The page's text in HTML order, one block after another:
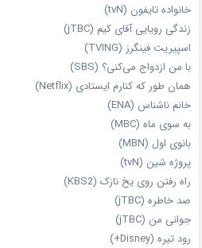
خانواده تایفون (tvN)
زندگی رویایی آقای کیم (jTBC)
اسپیریت فینگرز (TVING)
با من ازدواج می‌کنی؟ (SBS)
همان‌ طور که کنارم ایستادی (Netflix)
خانم ناشناس (ENA)
به سوی ماه (MBC)
بانوی اول (MBN)
پروژه شین (tvN)
راه رفتن روی یخ نازک (KBS2)
صد خاطره (jTBC)
جوانی من (jTBC)
رود تیره (Disney+)